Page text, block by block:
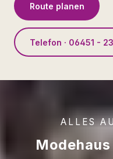
Route planen
Telefon · 06451 -
ALLES